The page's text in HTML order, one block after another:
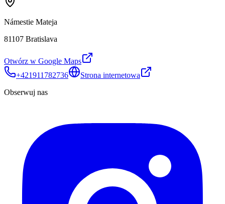
Námestie Mateja
81107 Bratislava
Otwórz w Google Maps
+421911782736
Strona internetowa
Obserwuj nas